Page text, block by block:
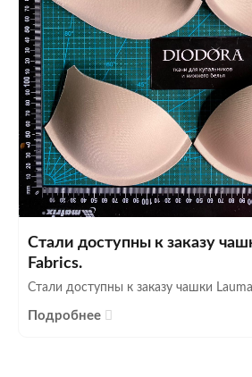
Стали доступны к заказу
Fabrics.
Стали доступны к заказу чашки
Подробнее